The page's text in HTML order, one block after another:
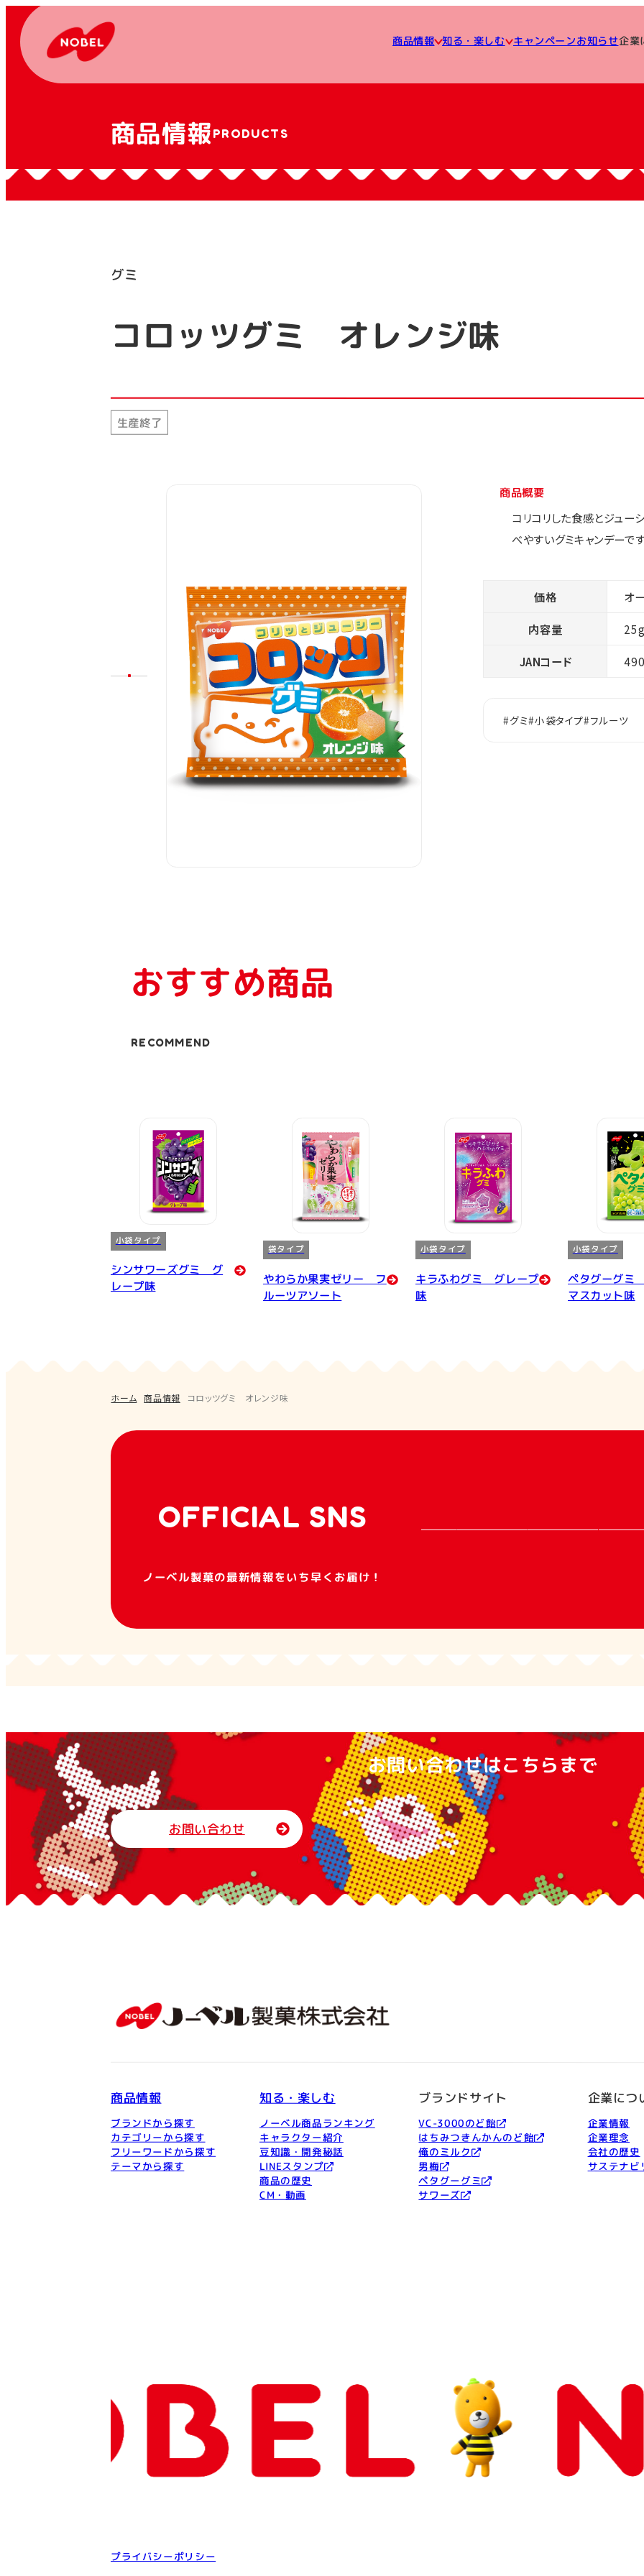
商品情報 知る・楽しむ キャンペーンお知らせ企業
商品情報PRODUCTS
グミ
コロッツグミ オレンジ味
生産終了
商品概要
コリコリした食感とジュー
べやすいグミキャンデーです
価格 オ
内容量 25g
JANコード
#グミ#小袋タイプ#フルーツ
おすすめ商品
RECOMMEND
小袋タイプ
シンサワーズグミ グ
レープ味
袋タイプ
やわらか果実ゼリー フ
ルーツアソート
小袋タイプ
キラふわグミ グレープ
味
小袋タイプ
ペタグーグミ
マスカット味
ホーム 商品情報 コロッツグミ オレンジ味
OFFICIAL SNS
ノーベル製菓の最新情報をいち早くお届け！
お問い合わせはこちらまで
お問い合わせ
商品情報
ブランドから探す
カテゴリーから探す
フリーワードから探す
テーマから探す
知る・楽しむ
ノーベル商品ランキング
キャラクター紹介
豆知識・開発秘話
LINEスタンプ
商品の歴史
CM・動画
ブランドサイト
VC-3000のど飴
はちみつきんかんのど飴
俺のミルク
男梅
ペタグーグミ
サワーズ
企業につ
企業情報
企業理念
会社の歴史
サステナビ
プライバシーポリシー